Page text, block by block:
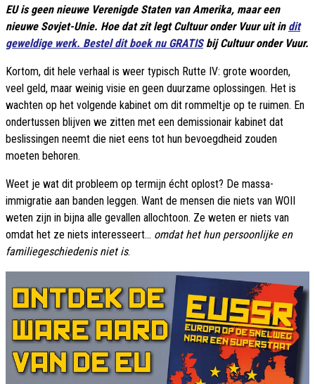
EU is geen nieuwe Verenigde Staten van Amerika, maar een
nieuwe Sovjet-Unie. Hoe dat zit legt Cultuur onder Vuur uit in dit
geweldige werk. Bestel dit boek nu GRATISbij Cultuur onder Vuur.
Kortom, dit hele verhaal is weer typisch Rutte IV: grote woorden,
veel geld, maar weinig visie en geen duurzame oplossingen. Het is
wachten op het volgende kabinet om dit rommeltje op te ruimen. En
ondertussen blijven we zitten met een demissionair kabinet dat
beslissingen neemt die niet eens tot hun bevoegdheid zouden
moeten behoren.
Weet je wat dit probleem op termijn écht oplost? De massa-
immigratie aan banden leggen. Want de mensen die niets van WOII
weten zijn in bijna alle gevallen allochtoon. Ze weten er niets van
omdat het ze niets interesseert... omdat het hun persoonlijke en
familiegeschiedenis niet is.